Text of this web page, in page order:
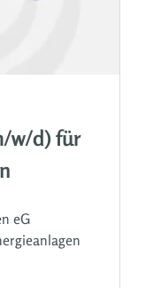
w/d) für
eG